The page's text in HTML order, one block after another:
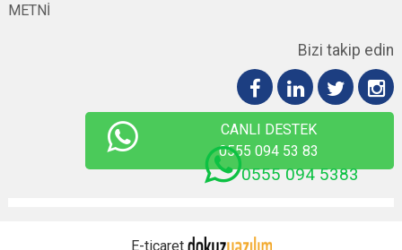
METNİ
Bizi takip edin
CANLI DESTEK
0555 094 53 83
E-ticaret
0555 094 5383